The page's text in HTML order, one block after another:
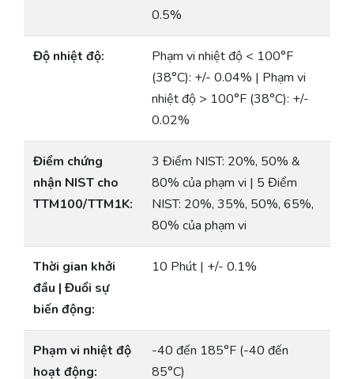
0.5%
Độ nhiệt độ:
Phạm vi nhiệt độ < 100°F
(38°C): +/- 0.04% | Phạm vi
nhiệt độ > 100°F (38°C): +/-
0.02%
Điểm chứng
nhận NIST cho
TTM100/TTM1K:
3 Điểm NIST: 20%, 50% &
80% của phạm vi | 5 Điểm
NIST: 20%, 35%, 50%, 65%,
80% của phạm vi
Thời gian khởi
đầu | Đuổi sự
biến động:
10 Phút | +/- 0.1%
Phạm vi nhiệt độ
hoạt động:
-40 đến 185°F (-40 đến
85°C)